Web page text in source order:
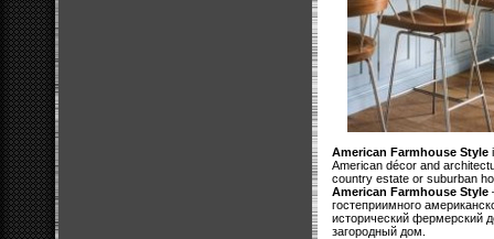
American Farmhouse Style
American décor and
country estate or suburban
American Farmhouse Style
гостеприимного
исторический фермерский
загородный дом.